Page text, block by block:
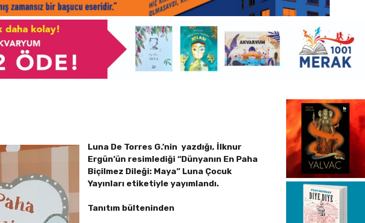
Luna De Torres G.’nin yazdığı, İlknur
Ergün’ün resimlediği “Dünyanın En Paha
Biçilmez Dileği: Maya” Luna Çocuk
Yayınları etiketiyle yayımlandı.
Tanıtım bülteninden